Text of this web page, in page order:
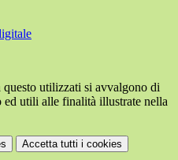
utilizzati si avvalgono di
ed utili alle finalità illustrate nella
Accetta tutti i cookies